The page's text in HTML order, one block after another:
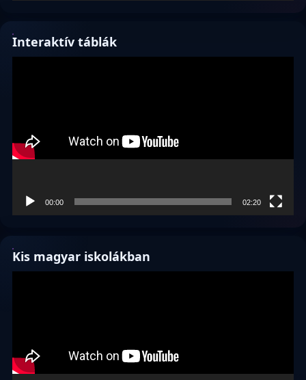
Interaktív táblák
00:00 02:20
Kis magyar iskolákban